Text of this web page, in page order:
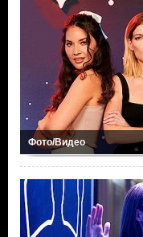
Фото/Видео